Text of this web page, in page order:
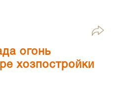
огонь
хозпостройки